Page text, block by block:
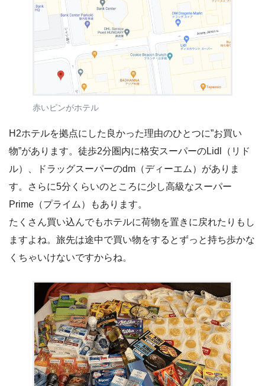
赤いピンがホテル
H2ホテルを拠点にした良かった理由のひとつに”お買い
物”があります。徒歩2分圏内に格安スーパーのLidl（リド
ル）、ドラッグスーパーのdm（ディーエム）がありま
す。さらに5分くらいのところに少し高級なスーパー
Prime（プライム）もあります。
たくさん買い込んでもホテルに荷物を置きに戻れたりもし
ますよね。旅先は途中で買い物をするとずっと持ち歩かな
くちゃいけないですからね。